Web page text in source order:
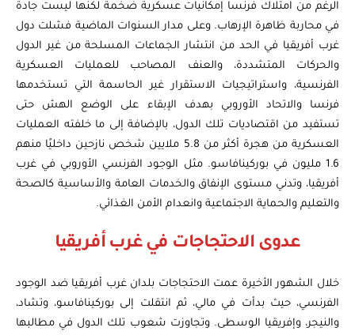
الرغم من امتلاك فرنسا إمكانيات عسكرية ضخمة لكنها ليست جادة
في محاربة ظاهرة الإرهاب. وعلى مدار السنوات الماضية فشلت دول
غرب أفريقيا في الحد من انتشار الجماعات المسلحة من غير الدول
والحركات المتشددة، والعنف المصاحب للعمليات العسكرية
الفرنسية، واستراتيجيات الاستقرار غير الحاسمة التي تستخدمها
فرنسا والاتحاد الأوروبي بهدف الإبقاء على الوضع الهش حتى
تستفيد من اقتصاديات تلك الدول، بالإضافة إلى ما خلفته العمليات
العسكرية من هجرة أكثر من 5.8 ملايين شخص نازحين داخليًا منهم
1.6 مليون في بوركينافاسو. مثل الوجود الفرنسي الأوروبي في غرب
أفريقيا، وتدني مستوى الإنفاق والخدمات العامة والأساسية كالصحة
والتعليم والحماية الاجتماعية وانعدام الأمن الغذائي.
عدوى الاحتجاجات في غرب أفريقيا
خلال الشهور الأخيرة عمت الاحتجاجات بلدان غرب أفريقيا ضد الوجود
الفرنسي، حيث بدأت في مالي، ثم انتقلت إلى بوركينافاسو، وتشاد،
والنيجر، وإفريقيا الوسطى. وتجاوزت شعوب تلك الدول في مطالبها